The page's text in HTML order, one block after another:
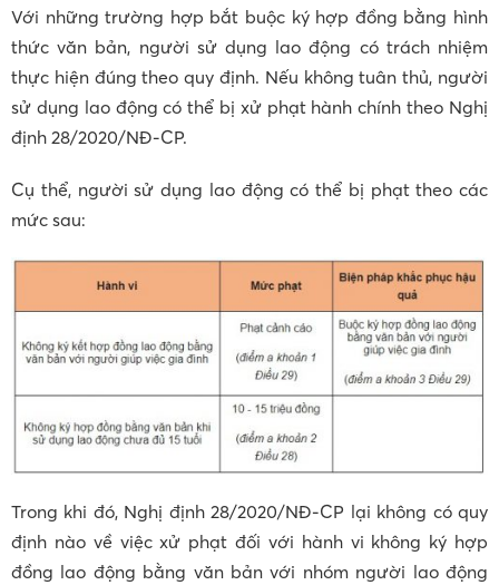
Với những trường hợp bắt buộc ký hợp đồng bằng hình
thức văn bản, người sử dụng lao động có trách nhiệm
thực hiện đúng theo quy định. Nếu không tuân thủ, người
sử dụng lao động có thể bị xử phạt hành chính theo Nghị
định 28/2020/NĐ-CP.
Cụ thể, người sử dụng lao động có thể bị phạt theo các
mức sau:
Trong khi đó, Nghị định 28/2020/NĐ-CP lại không có quy
định nào về việc xử phạt đối với hành vi không ký hợp
đồng lao động bằng văn bản với nhóm người lao động